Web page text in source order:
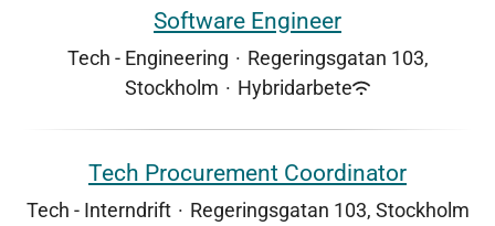
Software Engineer
Tech - Engineering · Regeringsgatan 103,
Stockholm · Hybridarbete
Tech Procurement Coordinator
Tech - Interndrift · Regeringsgatan 103, Stockholm